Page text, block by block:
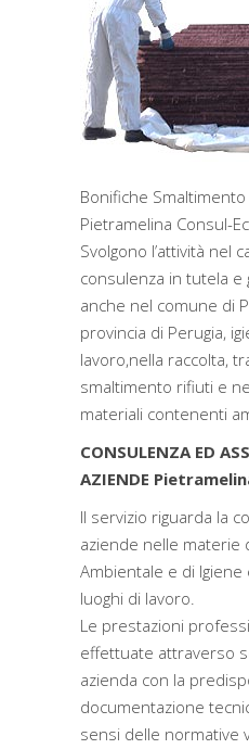
Bonifiche
Pietramelina Consul-
Svolgono l’attività nel
consulenza in tutela
anche nel comune di
provincia di Perugia,
lavoro,nella raccolta,
smaltimento rifiuti e
materiali contenenti
CONSULENZA ED
AZIENDE
Il servizio riguarda la
aziende nelle materie
Ambientale e di Igiene
luoghi di lavoro.
Le prestazioni
effettuate attraverso
azienda con la
documentazione
sensi delle normative